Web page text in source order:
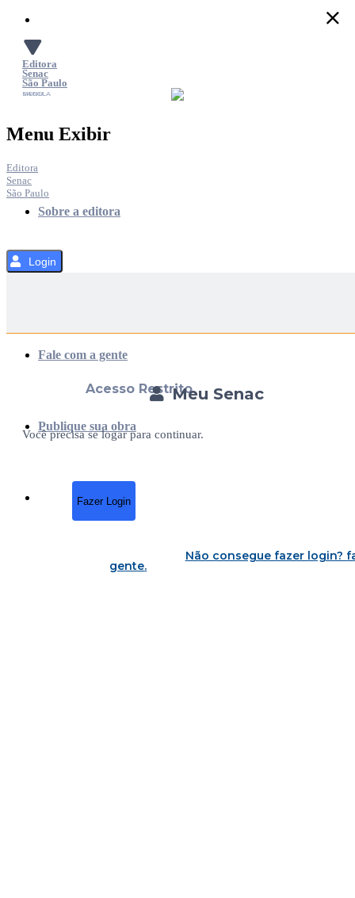
o
Conteúdo
Editora
Senac
São Paulo
SACOLA
MENU
Menu Exibir
Editora
Senac
São Paulo
Sobre a editora
Fale com a gente
Publique sua obra
Login
Meu Senac
Acesso Restrito
Você precisa se logar para continuar.
Fazer Login
Não consegue fazer login?
gente.